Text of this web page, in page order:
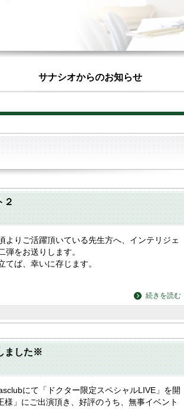
サナシオからのお知らせ
２
よりご活躍頂いている先生方へ、インテリジェ
弾をお送りします。
てば、幸いに存じます。
続きを読む
ました※
にて「ドクター限定スペシャルLIVE」を開
」にご出演頂き、好評のうち、無事イベント